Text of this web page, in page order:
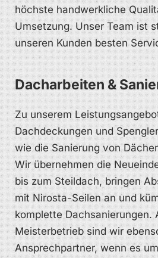
höchste handwerkliche
Umsetzung. Unser Team ist
unseren Kunden besten
Dacharbeiten &
Zu unserem
Dachdeckungen und
wie die Sanierung von
Wir übernehmen die
bis zum Steildach, bringen
mit Nirosta-Seilen an und
komplette Dachsanierungen.
Meisterbetrieb sind wir
Ansprechpartner, wenn es